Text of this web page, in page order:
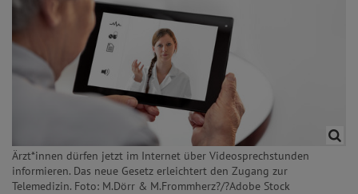
Ärzt*innen dürfen jetzt im Internet über Videosprechstunden
informieren. Das neue Gesetz erleichtert den Zugang zur
Telemedizin. Foto: M.Dörr & M.Frommherz?/?Adobe Stock